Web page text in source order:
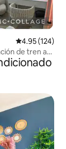
Calificación
4.95 (124)
de tren a